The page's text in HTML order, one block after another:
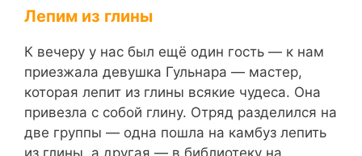
Лепим из глины
К вечеру у нас был ещё один гость — к нам
приезжала девушка Гульнара — мастер,
которая лепит из глины всякие чудеса. Она
привезла с собой глину. Отряд разделился на
две группы — одна пошла на камбуз лепить
из глины, а другая — в библиотеку на